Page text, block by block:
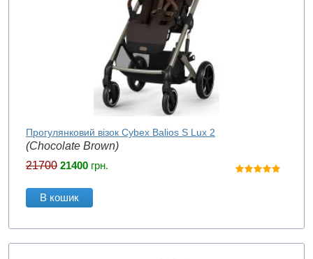
Прогулянковий візок Cybex Balios S Lux 2
(Chocolate Brown)
21700 21400 грн.
В кошик